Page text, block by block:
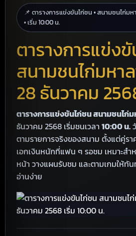
📌 ตารางการแข่งขันไก่ชน • สนามชนไก่ม
• เริ่ม 10:00 น.
ตารางการแข่ง
สนามชนไก่มหา
28 ธันวาคม
ตารางการแข่งขันไก่ชน สนามชนไก่
ธันวาคม 2568 เริ่มชนเวลา 10:00 น.
ตามรายการจริงของสนาม ตั้งแต่คู่รา
เอกเงินหนักที่แฟน ๆ รอชม เหมาะสำ
หน้า วางแผนรับชม และตามเกมให้ทั
อ่านง่าย